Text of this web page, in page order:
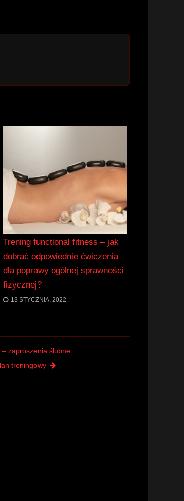
Trening functional fitness – jak
dobrać odpowiednie ćwiczenia
dla poprawy ogólnej sprawności
fizycznej?
13 STYCZNIA, 2022
zaproszenia ślubne
treningowy